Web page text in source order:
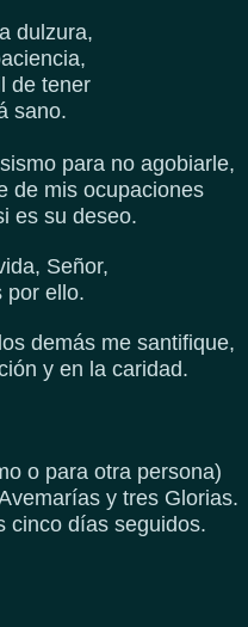
dulzura,
de tener
sano.
para no agobiarle,
de mis ocupaciones
es su deseo.
Señor,
por ello.
demás me santifique,
y en la caridad.
o para otra persona)
y tres Glorias.
cinco días seguidos.